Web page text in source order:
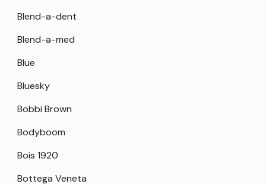
Blend-a-dent
Blend-a-med
Blue
Bluesky
Bobbi Brown
Bodyboom
Bois 1920
Bottega Veneta